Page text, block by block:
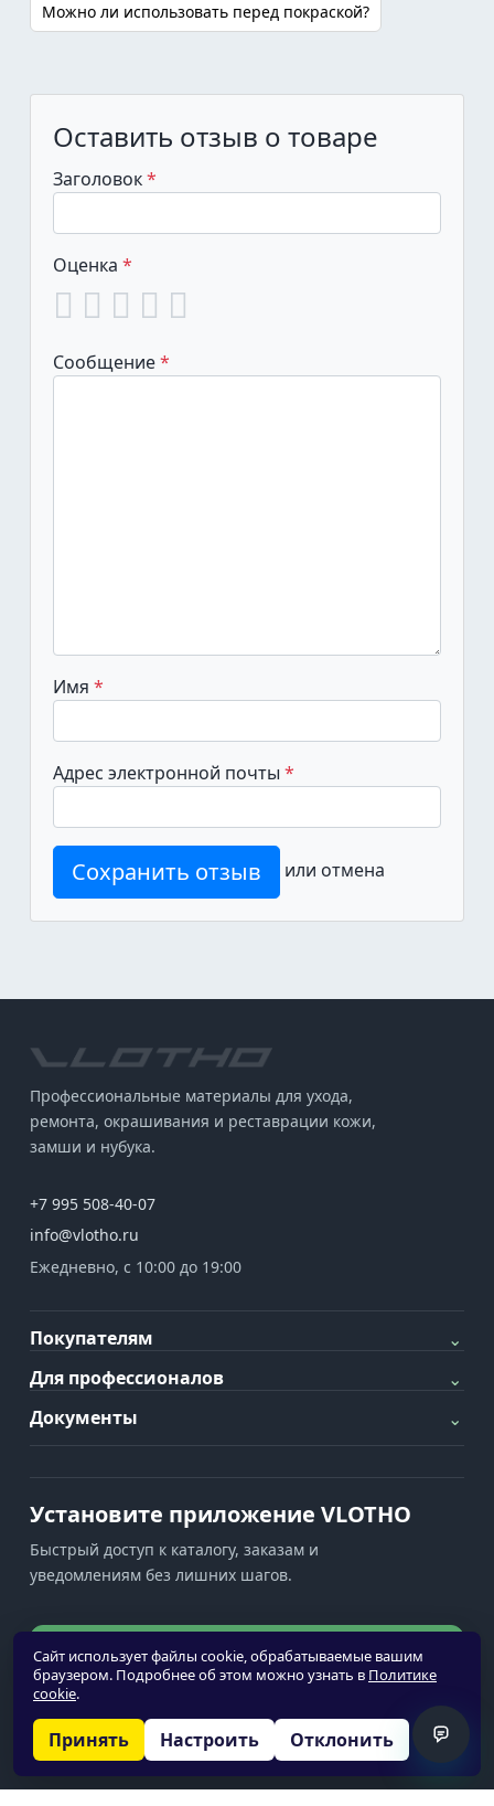
Сайт использует файлы cookie, обрабатываемые вашим
браузером. Подробнее об этом можно узнать в Политике
cookie.
Принять Настроить Отклонить
Можно ли использовать перед покраской?
Оставить отзыв о товаре
Заголовок
Оценка
Сообщение
Имя
Адрес электронной почты
Сохранить отзыв или отмена
Профессиональные материалы для ухода,
ремонта, окрашивания и реставрации кожи,
замши и нубука.
+7 995 508-40-07
info@vlotho.ru
Ежедневно, с 10:00 до 19:00
Покупателям
⌄
Для профессионалов
⌄
Документы
⌄
Установите приложение VLOTHO
Быстрый доступ к каталогу, заказам и
уведомлениям без лишних шагов.
Установить приложение